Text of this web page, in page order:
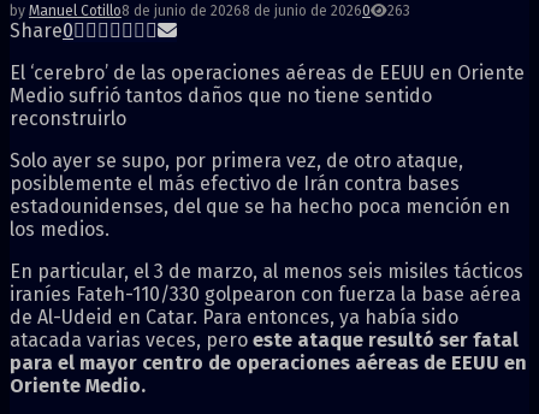
by Manuel Cotillo8 de junio de 20268 de junio de 20260 263
Share0
El ‘cerebro’ de las operaciones aéreas de EEUU en Oriente
Medio sufrió tantos daños que no tiene sentido
reconstruirlo
Solo ayer se supo, por primera vez, de otro ataque,
posiblemente el más efectivo de Irán contra bases
estadounidenses, del que se ha hecho poca mención en
los medios.
En particular, el 3 de marzo, al menos seis misiles tácticos
iraníes Fateh-110/330 golpearon con fuerza la base aérea
de Al-Udeid en Catar. Para entonces, ya había sido
atacada varias veces, pero este ataque resultó ser fatal
para el mayor centro de operaciones aéreas de EEUU en
Oriente Medio.